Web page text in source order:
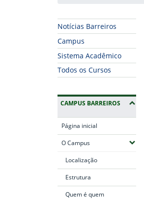
Início da navegação
Notícias Barreiros
Campus
Sistema Acadêmico
Todos os Cursos
CAMPUS BARREIROS
Página inicial
O Campus(Expandir submenus)
Localização
Estrutura
Quem é quem